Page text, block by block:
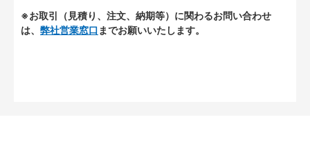
※お取引（見積り、注文、納期等）に関わるお問い合わせ
は、 弊社営業窓口までお願いいたします。